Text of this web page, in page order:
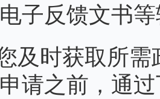
子反馈文书
及时获取所
请之前，通